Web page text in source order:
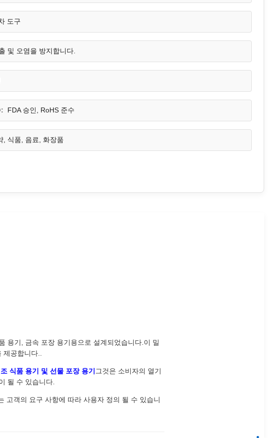
도구
및 오염을 방지합니다.
FDA 승인, RoHS 준수
, 식품, 음료, 화장품
용기, 금속 포장 용기용으로 설계되었습니다.이 밀
공합니다..
식품 용기 및 선물 포장 용기 그것은 소비자의 열기
될 수 있습니다.
고객의 요구 사항에 따라 사용자 정의 될 수 있습니